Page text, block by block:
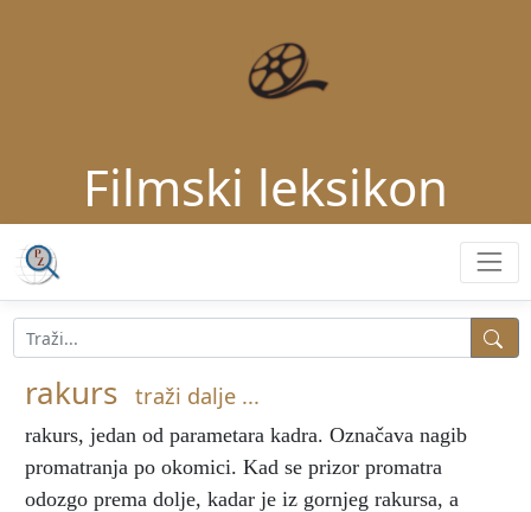
Filmski leksikon
rakurs traži dalje ...
rakurs, jedan od parametara kadra. Označava nagib
promatranja po okomici. Kad se prizor promatra
odozgo prema dolje, kadar je iz gornjeg rakursa, a